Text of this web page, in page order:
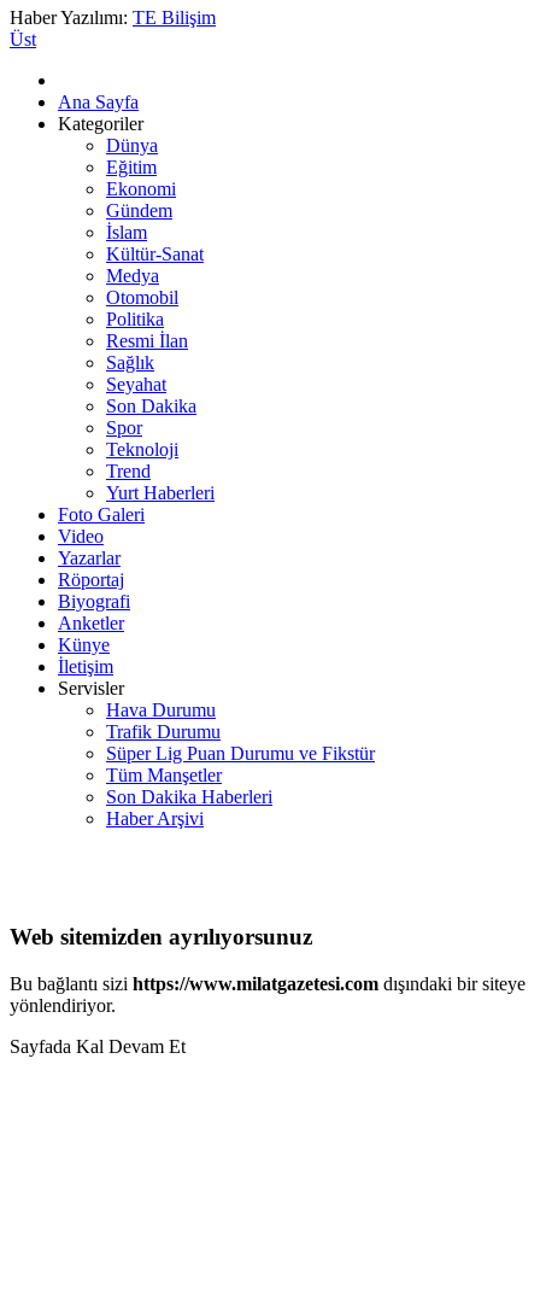
Haber Yazılımı: TE Bilişim
Üst
Ana Sayfa
Kategoriler
Dünya
Eğitim
Ekonomi
Gündem
İslam
Kültür-Sanat
Medya
Otomobil
Politika
Resmi İlan
Sağlık
Seyahat
Son Dakika
Spor
Teknoloji
Trend
Yurt Haberleri
Foto Galeri
Video
Yazarlar
Röportaj
Biyografi
Anketler
Künye
İletişim
Servisler
Hava Durumu
Trafik Durumu
Süper Lig Puan Durumu ve Fikstür
Tüm Manşetler
Son Dakika Haberleri
Haber Arşivi
Web sitemizden ayrılıyorsunuz
Bu bağlantı sizi https://www.milatgazetesi.com dışındaki bir siteye
yönlendiriyor.
Sayfada Kal Devam Et